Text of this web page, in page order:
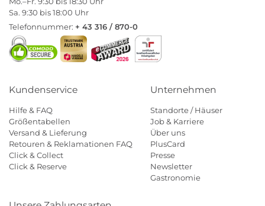
Sa. 9:30 bis 18:00 Uhr
Telefonnummer: + 43 316 / 870-0
Kundenservice
Hilfe & FAQ
Größentabellen
Versand & Lieferung
Retouren & Reklamationen FAQ
Click & Collect
Click & Reserve
Unternehmen
Standorte / Häuser
Job & Karriere
Über uns
PlusCard
Presse
Newsletter
Gastronomie